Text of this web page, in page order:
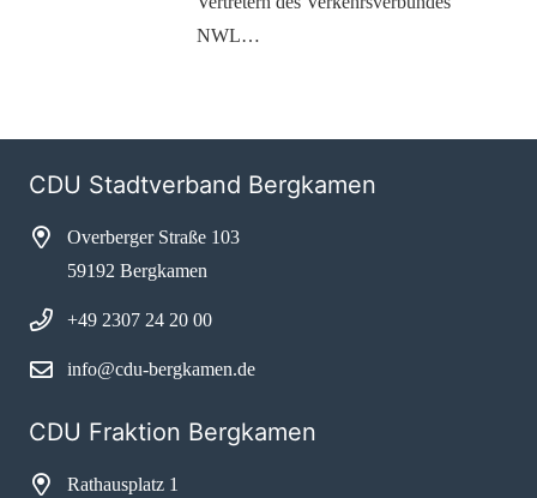
NWL…
CDU Stadtverband Bergkamen
Overberger Straße 103
59192 Bergkamen
+49 2307 24 20 00
info@cdu-bergkamen.de
CDU Fraktion Bergkamen
Rathausplatz 1